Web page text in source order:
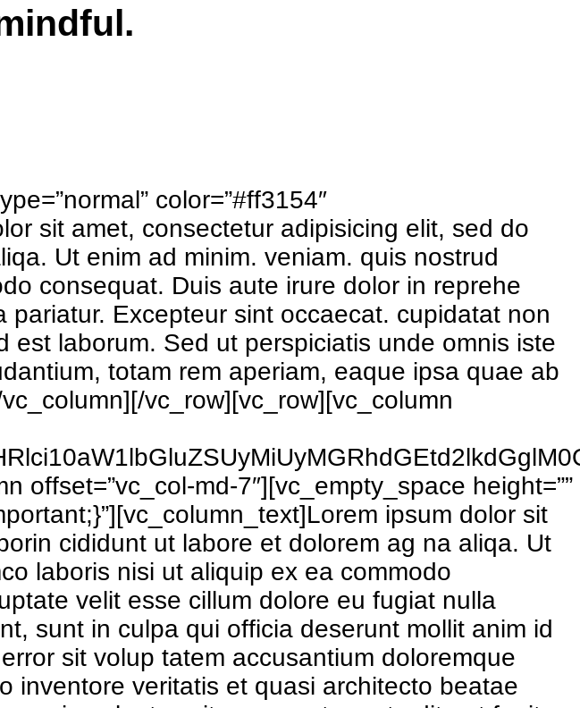
color=”#ff3154″
sit amet, consectetur adipisicing elit, sed do
Ut enim ad minim. veniam. quis nostrud
consequat. Duis aute irure dolor in reprehe
Excepteur sint occaecat. cupidatat non
laborum. Sed ut perspiciatis unde omnis iste
totam rem aperiam, eaque ipsa quae ab
vc_row][vc_row][vc_column
offset=”vc_col-md-7″][vc_empty_space height=””
ipsum dolor sit
cididunt ut labore et dolorem ag na aliqa. Ut
laboris nisi ut aliquip ex ea commodo
velit esse cillum dolore eu fugiat nulla
sunt in culpa qui officia deserunt mollit anim id
sit volup tatem accusantium doloremque
inventore veritatis et quasi architecto beatae